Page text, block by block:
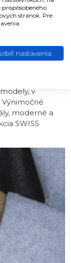
všetky
podľa zásad
môžu
v
moderné a
SWISS
stránok. Pre
nastavenia